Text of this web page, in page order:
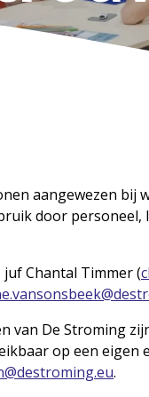
aangewezen bij
door personeel,
Chantal Timmer (
van De Stroming
op een eigen
.